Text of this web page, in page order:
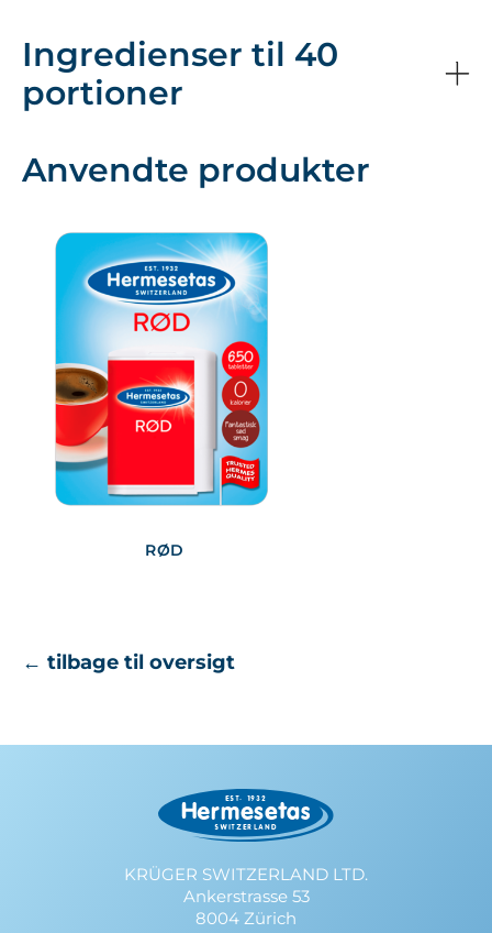
Ingredienser til 40
portioner
Anvendte produkter
RØD
← tilbage til oversigt
KRÜGER SWITZERLAND LTD.
Ankerstrasse 53
8004 Zürich